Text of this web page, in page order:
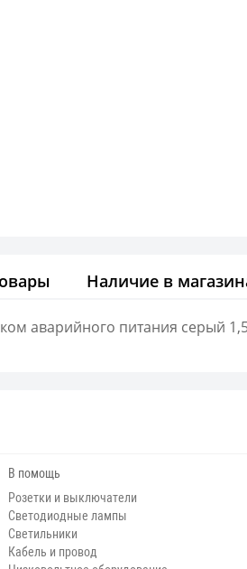
Наличие в
аварийного питания серый
В помощь
Розетки и выключатели
Светодиодные лампы
Светильники
Кабель и провод